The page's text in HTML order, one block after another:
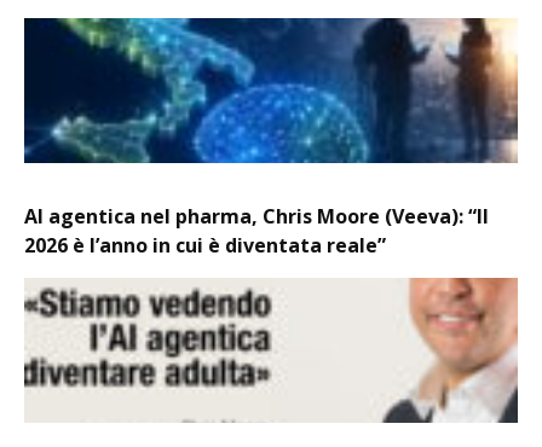
AI agentica nel pharma, Chris Moore (Veeva): “Il
2026 è l’anno in cui è diventata reale”